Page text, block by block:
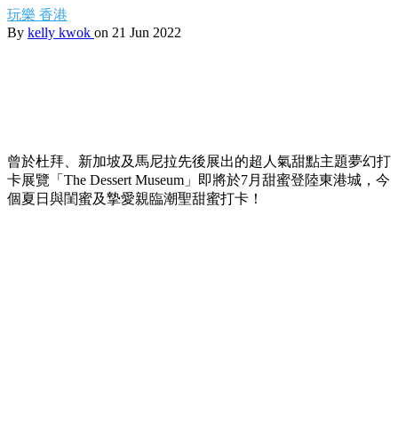
玩樂 香港
By kelly kwok on 21 Jun 2022
曾於杜拜、新加坡及馬尼拉先後展出的超人氣甜點主題夢幻打
卡展覽「The Dessert Museum」即將於7月甜蜜登陸東港城，今
個夏日與閨蜜及摯愛親臨潮聖甜蜜打卡！